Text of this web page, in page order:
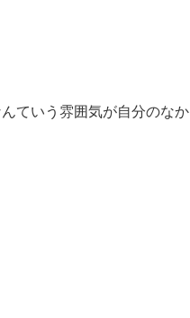
ていう雰囲気が自分のな